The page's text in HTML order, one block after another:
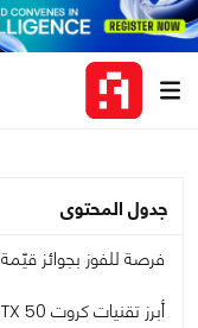
جدول المحتوى
فرصة للفوز بجوائز قيّمة
أبرز تقنيات كروت RTX 50